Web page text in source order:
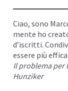
Ciao, sono
mente ho
d’iscritti.
essere più
Il problema per
Hunziker